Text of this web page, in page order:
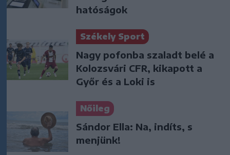
hatóságok
Székely Sport
Nagy pofonba szaladt belé a
Kolozsvári CFR, kikapott a
Győr és a Loki is
Nőileg
Sándor Ella: Na, indíts, s
menjünk!